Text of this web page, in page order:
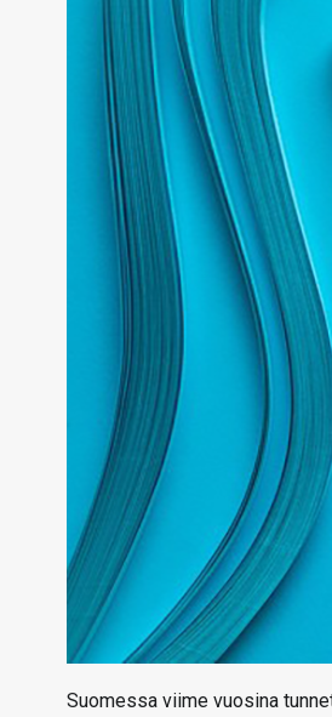
Suomessa viime vuosina